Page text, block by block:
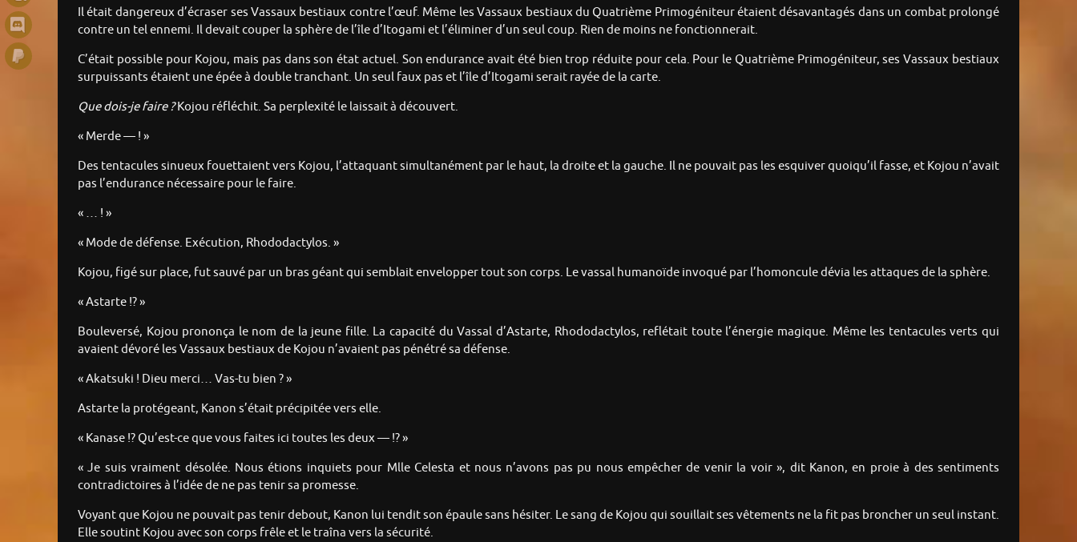
Il était dangereux d’écraser ses Vassaux bestiaux contre l’œuf. Même les Vassaux bestiaux du Quatrième Primogéniteur étaient désavantagés dans un combat prolongé
contre un tel ennemi. Il devait couper la sphère de l’île d’Itogami et l’éliminer d’un seul coup. Rien de moins ne fonctionnerait.
C’était possible pour Kojou, mais pas dans son état actuel. Son endurance avait été bien trop réduite pour cela. Pour le Quatrième Primogéniteur, ses Vassaux bestiaux
surpuissants étaient une épée à double tranchant. Un seul faux pas et l’île d’Itogami serait rayée de la carte.
Que dois-je faire ?Kojou réfléchit. Sa perplexité le laissait à découvert.
« Merde — ! »
Des tentacules sinueux fouettaient vers Kojou, l’attaquant simultanément par le haut, la droite et la gauche. Il ne pouvait pas les esquiver quoiqu’il fasse, et Kojou n’avait
pas l’endurance nécessaire pour le faire.
« … ! »
« Mode de défense. Exécution, Rhododactylos. »
Kojou, figé sur place, fut sauvé par un bras géant qui semblait envelopper tout son corps. Le vassal humanoïde invoqué par l’homoncule dévia les attaques de la sphère.
« Astarte !? »
Bouleversé, Kojou prononça le nom de la jeune fille. La capacité du Vassal d’Astarte, Rhododactylos, reflétait toute l’énergie magique. Même les tentacules verts qui
avaient dévoré les Vassaux bestiaux de Kojou n’avaient pas pénétré sa défense.
« Akatsuki ! Dieu merci… Vas-tu bien ? »
Astarte la protégeant, Kanon s’était précipitée vers elle.
« Kanase !? Qu’est-ce que vous faites ici toutes les deux — !? »
« Je suis vraiment désolée. Nous étions inquiets pour Mlle Celesta et nous n’avons pas pu nous empêcher de venir la voir », dit Kanon, en proie à des sentiments
contradictoires à l’idée de ne pas tenir sa promesse.
Voyant que Kojou ne pouvait pas tenir debout, Kanon lui tendit son épaule sans hésiter. Le sang de Kojou qui souillait ses vêtements ne la fit pas broncher un seul instant.
Elle soutint Kojou avec son corps frêle et le traîna vers la sécurité.